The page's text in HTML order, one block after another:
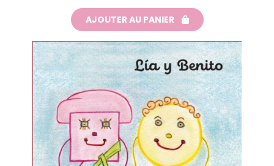
AJOUTER AU PANIER